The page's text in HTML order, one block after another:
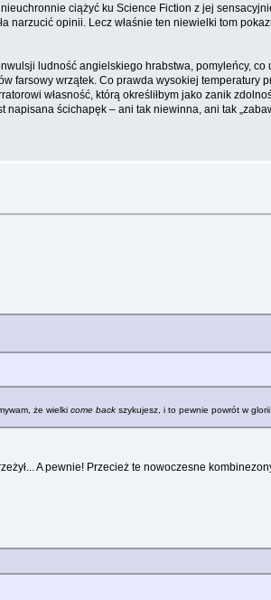
ciążyć ku Science Fiction z jej
narzucić opinii. Lecz właśnie ten niewielki tom
ludność angielskiego hrabstwa, pomyleńcy,
wrzątek. Co prawda wysokiej temperatury
własność, którą określiłbym jako zanik
ścichapęk – ani tak niewinna, ani tak
że wielki come backszykujesz, i to pewnie powrót w
A pewnie! Przecież te nowoczesne